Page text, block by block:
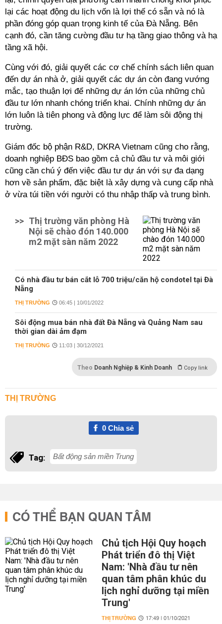
lại các hoạt động du lịch vốn là lợi thế có sẵn và nó là
phần đóng góp quan trọng kinh tế của Đà Nẵng. Bên
cạnh đó, cần tăng cường đầu tư hạ tầng giao thông và hạ
tầng xã hội.
Cùng với đó, giải quyết các cơ chế chính sách liên quan
đến dự án nhà ở, giải quyết các dự án còn đang vướng
mắc, tạo thuận lợi để những dự án lớn của những chủ
đầu tư lớn nhanh chóng triển khai. Chính những dự án
lớn luôn là tiên phong và động lực để làm sôi động thị
trường.
Giám đốc bộ phận R&D, DKRA Vietnam cũng cho rằng,
doanh nghiệp BĐS bao gồm cả chủ đầu tư và môi giới
cũng cần chú ý đến việc đầu tư dự án với sự đa dạng
hơn về sản phẩm, đặc biệt là xây dựng và cung cấp nhà
ở vừa túi tiền với người có thu nhập thấp và trung bình.
>> Thị trường văn phòng Hà
Nội sẽ chào đón 140.000
m2 mặt sàn năm 2022
Có nhà đầu tư bán cắt lỗ 700 triệu/căn hộ condotel tại Đà
Nẵng
THỊ TRƯỜNG 06:45 | 10/01/2022
Sôi động mua bán nhà đất Đà Nẵng và Quảng Nam sau
thời gian dài ảm đạm
THỊ TRƯỜNG 11:03 | 30/12/2021
Theo Doanh Nghiệp & Kinh Doanh Copy link
THỊ TRƯỜNG
0Chia sẻ
Tag: Bất động sản miền Trung
CÓ THỂ BẠN QUAN TÂM
Chủ tịch Hội Quy hoạch
Phát triển đô thị Việt
Nam: 'Nhà đầu tư nên
quan tâm phân khúc du
lịch nghỉ dưỡng tại miền
Trung'
THỊ TRƯỜNG 17:49 | 01/10/2021